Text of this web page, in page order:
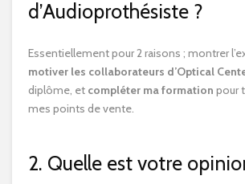
d’Audioprothésiste ?
Essentiellement pour 2 raisons ; montrer
motiver les collaborateurs d’Optical
diplôme, et compléter ma formation pour
mes points de vente.
2. Quelle est votre